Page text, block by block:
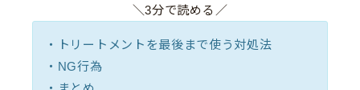
＼3分で読める／
・トリートメントを最後まで使う対処法
・NG行為